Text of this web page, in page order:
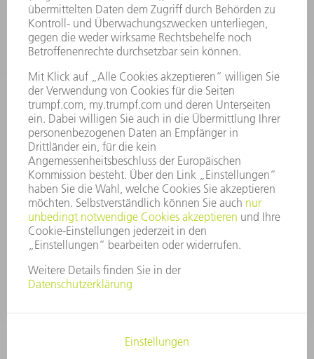
UNTERNEHMEN
KARRIERE
STELLENANGEBOTE
UNTERNEHMENSPROFIL
GESCHÄFTSBERICHT
UNTERNEHMENSGRUNDSÄTZE
COMPLIANCE
HINWEISGEBERSYSTEM
SECURITY
PRESSEMITTEILUNGEN
MAGAZINE
LIEFERANTEN
NACHHALTIGKEIT
UMWELT & KLIMA
SOZIALES & GESELLSCHAFT
UNTERNEHMENSFÜHRUNG
IMPRESSUM
DATENSCHUTZ